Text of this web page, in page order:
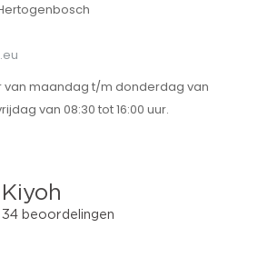
van maandag t/m donderdag van
van 08:30 tot 16:00 uur.